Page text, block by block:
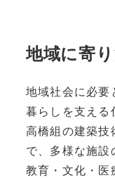
地域に寄
地域社会に必要
暮らしを支える
高橋組の建築技
で、多様な施設
教育・文化・医